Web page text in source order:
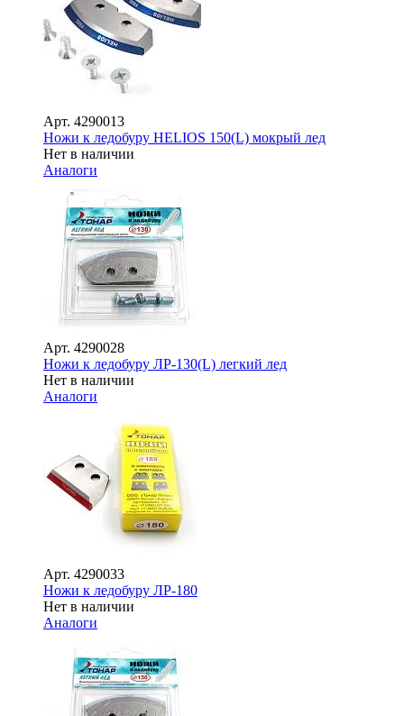
Арт. 4290013
Ножи к ледобуру HELIOS 150(L) мокрый лед
Нет в наличии
Аналоги
Арт. 4290028
Ножи к ледобуру ЛР-130(L) легкий лед
Нет в наличии
Аналоги
Арт. 4290033
Ножи к ледобуру ЛР-180
Нет в наличии
Аналоги